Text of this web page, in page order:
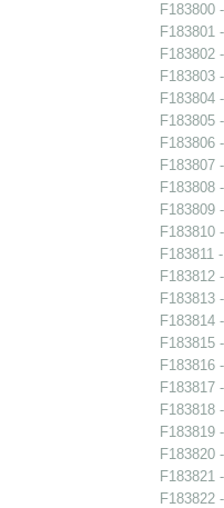
F183800
F183801
F183802
F183803
F183804
F183805
F183806
F183807
F183808
F183809
F183810
F183811
F183812
F183813
F183814
F183815
F183816
F183817
F183818
F183819
F183820
F183821
F183822